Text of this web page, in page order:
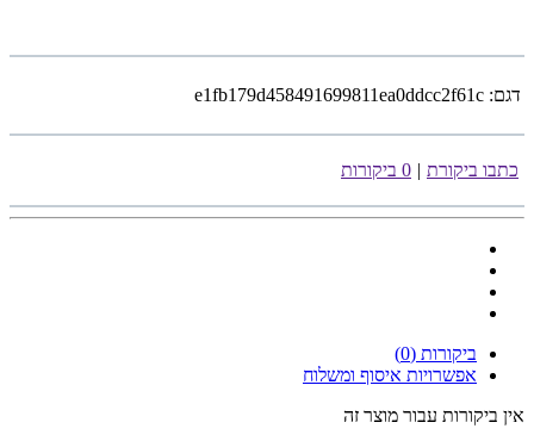
דגם: e1fb179d458491699811ea0ddcc2f61c
כתבו ביקורת | 0 ביקורות
ביקורות (0)
אפשרויות איסוף ומשלוח
אין ביקורות עבור מוצר זה